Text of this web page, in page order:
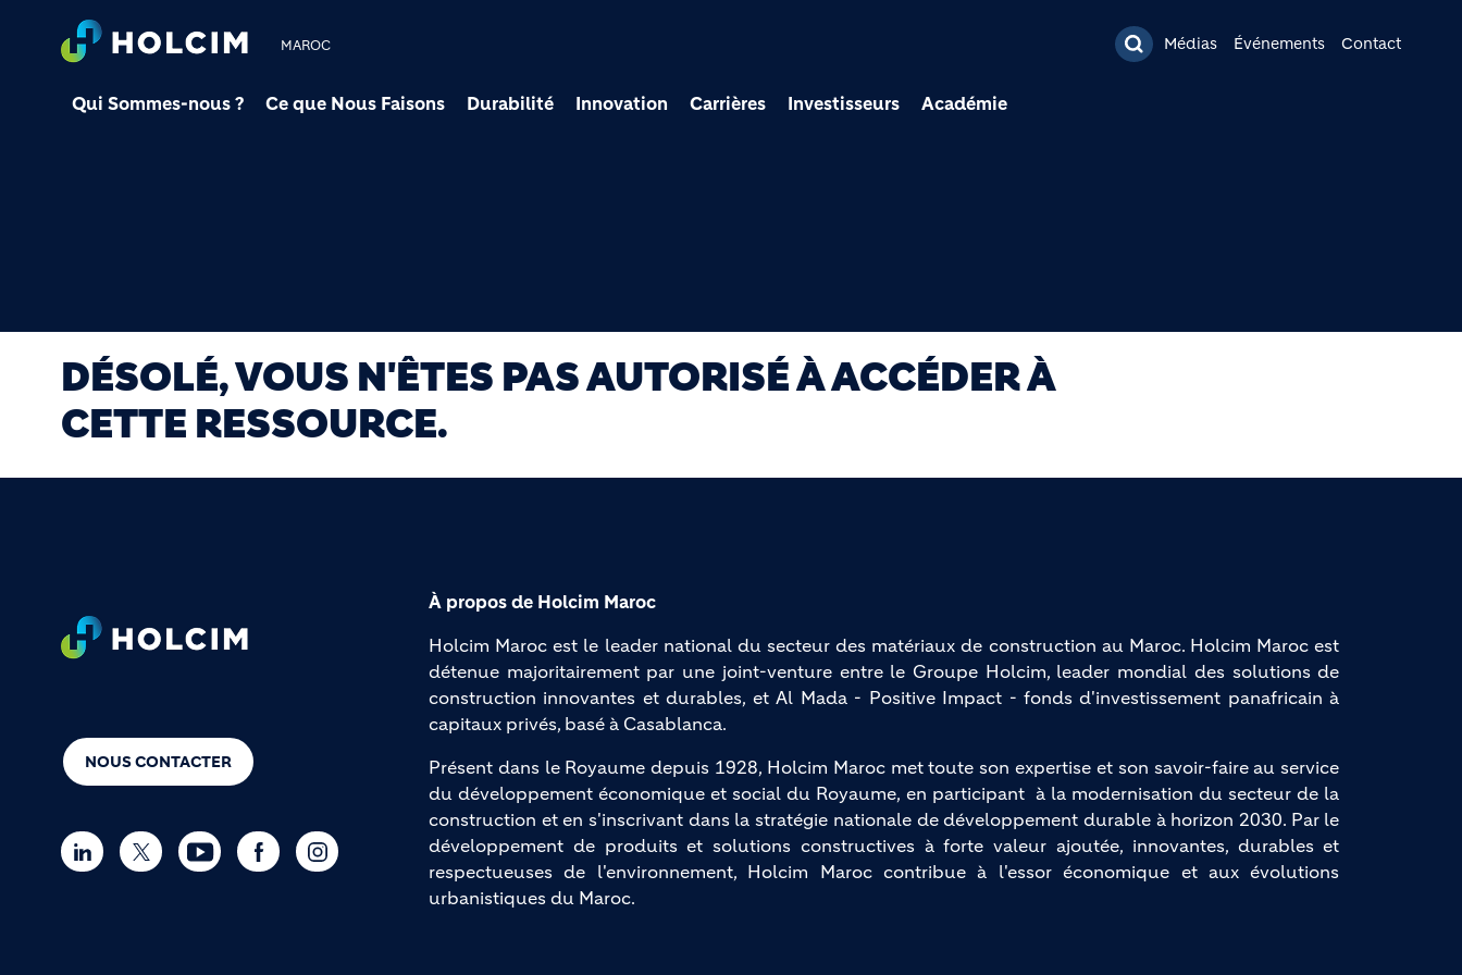
MAROC Médias Événements Contact
Qui Sommes-nous ? Ce que Nous Faisons Durabilité Innovation Carrières Investisseurs Académie
DÉSOLÉ, VOUS N'ÊTES PAS AUTORISÉ À ACCÉDER À
CETTE RESSOURCE.
Footer
NOUS CONTACTER
À propos de Holcim Maroc
Holcim Maroc est le leader national du secteur des matériaux de construction au Maroc. Holcim Maroc est
détenue majoritairement par une joint-venture entre le Groupe Holcim, leader mondial des solutions de
construction innovantes et durables, et Al Mada - Positive Impact - fonds d'investissement panafricain à
capitaux privés, basé à Casablanca.
Présent dans le Royaume depuis 1928, Holcim Maroc met toute son expertise et son savoir-faire au service
du développement économique et social du Royaume, en participant à la modernisation du secteur de la
construction et en s'inscrivant dans la stratégie nationale de développement durable à horizon 2030. Par le
développement de produits et solutions constructives à forte valeur ajoutée, innovantes, durables et
respectueuses de l'environnement, Holcim Maroc contribue à l'essor économique et aux évolutions
urbanistiques du Maroc.